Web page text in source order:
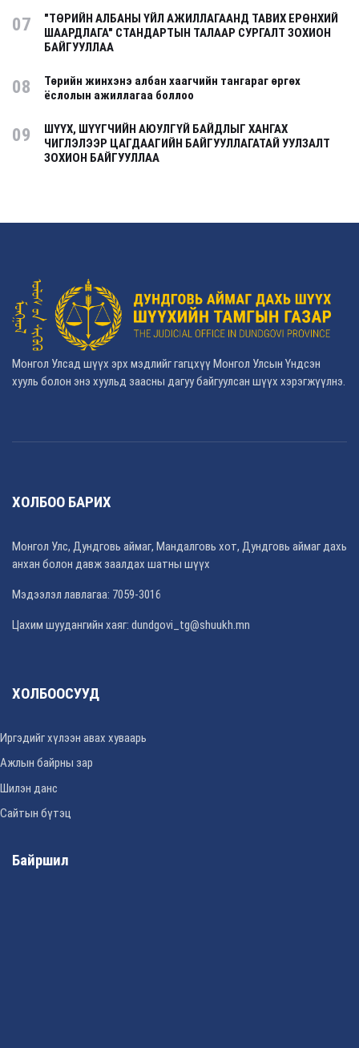
07
"ТӨРИЙН АЛБАНЫ ҮЙЛ АЖИЛЛАГААНД ТАВИХ ЕРӨНХИЙ
ШААРДЛАГА" СТАНДАРТЫН ТАЛААР СУРГАЛТ ЗОХИОН
БАЙГУУЛЛАА
08
Төрийн жинхэнэ албан хаагчийн тангараг өргөх
ёслолын ажиллагаа боллоо
09
ШҮҮХ, ШҮҮГЧИЙН АЮУЛГҮЙ БАЙДЛЫГ ХАНГАХ
ЧИГЛЭЛЭЭР ЦАГДААГИЙН БАЙГУУЛЛАГАТАЙ УУЛЗАЛТ
ЗОХИОН БАЙГУУЛЛАА
Монгол Улсад шүүх эрх мэдлийг гагцхүү Монгол Улсын Үндсэн
хууль болон энэ хуульд заасны дагуу байгуулсан шүүх хэрэгжүүлнэ.
ХОЛБОО БАРИХ
Монгол Улс, Дундговь аймаг, Мандалговь хот, Дундговь аймаг дахь
анхан болон давж заалдах шатны шүүх
Мэдээлэл лавлагаа: 7059-3016
Цахим шуудангийн хаяг: dundgovi_tg@shuukh.mn
ХОЛБООСУУД
Иргэдийг хүлээн авах хуваарь
Ажлын байрны зар
Шилэн данс
Сайтын бүтэц
Байршил